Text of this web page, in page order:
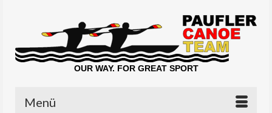
OUR WAY. FOR GREAT SPORT
Menü